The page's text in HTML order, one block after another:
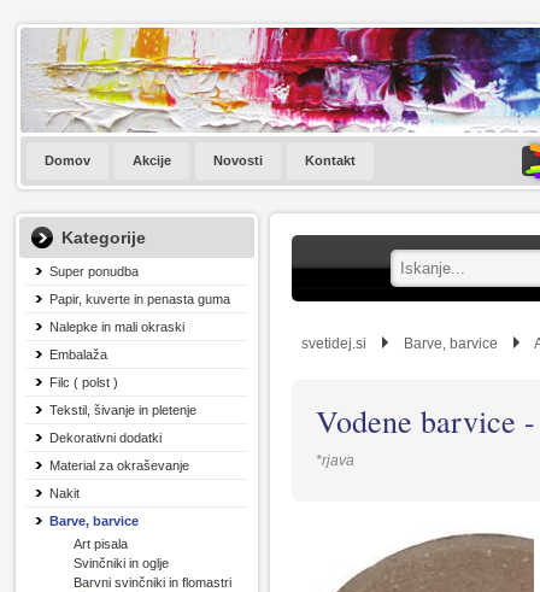
Domov Akcije Novosti Kontakt
Kategorije
Super ponudba
Papir, kuverte in penasta guma
Nalepke in mali okraski
Embalaža
Filc ( polst )
Tekstil, šivanje in pletenje
Dekorativni dodatki
Material za okraševanje
Nakit
Barve, barvice
Art pisala
Svinčniki in oglje
Barvni svinčniki in flomastri
svetidej.si Barve, barvice
Vodene barvice
*rjava